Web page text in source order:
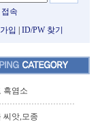
속
입
ID/PW 찾기
흑염소
씨앗,모종